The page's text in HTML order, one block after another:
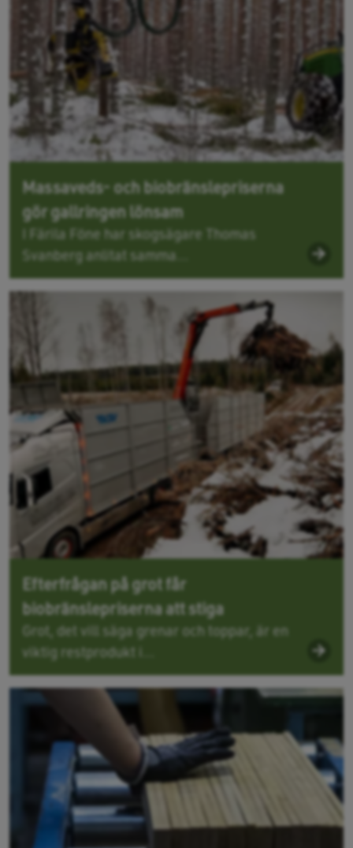
Massaveds- och biobränslepriserna
gör gallringen lönsam
I Färila Föne har skogsägare Thomas
Svanberg anlitat samma...
Efterfrågan på grot får
biobränslepriserna att stiga
Grot, det vill säga grenar och toppar, är en
viktig restprodukt i...